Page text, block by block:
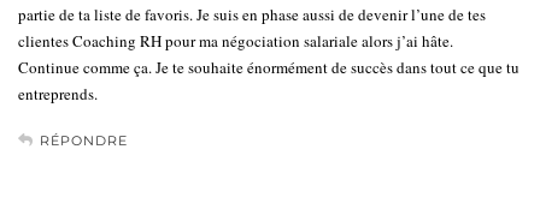
partie de ta liste de favoris. Je suis en phase aussi de devenir l’une de tes
clientes Coaching RH pour ma négociation salariale alors j’ai hâte.
Continue comme ça. Je te souhaite énormément de succès dans tout ce que tu
entreprends.
RÉPONDRE